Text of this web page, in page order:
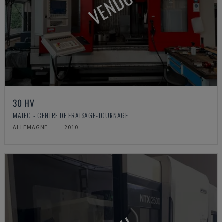
30 HV
MATEC - CENTRE DE FRAISAGE-TOURNAGE
ALLEMAGNE 2010